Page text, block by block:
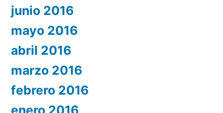
junio 2016
mayo 2016
abril 2016
marzo 2016
febrero 2016